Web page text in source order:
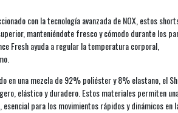
con la tecnología avanzada de NOX, estos
manteniéndote fresco y cómodo durante los
Fresh ayuda a regular la temperatura corporal,
en una mezcla de 92% poliéster y 8% elastano, el
elástico y duradero. Estos materiales permiten
para los movimientos rápidos y dinámicos en